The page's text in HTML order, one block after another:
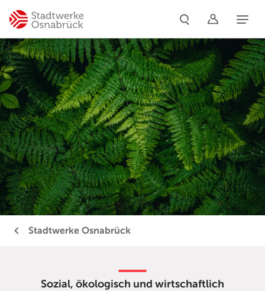
Stadtwerke Osnabrück
Sozial, ökologisch und wirtschaftlich